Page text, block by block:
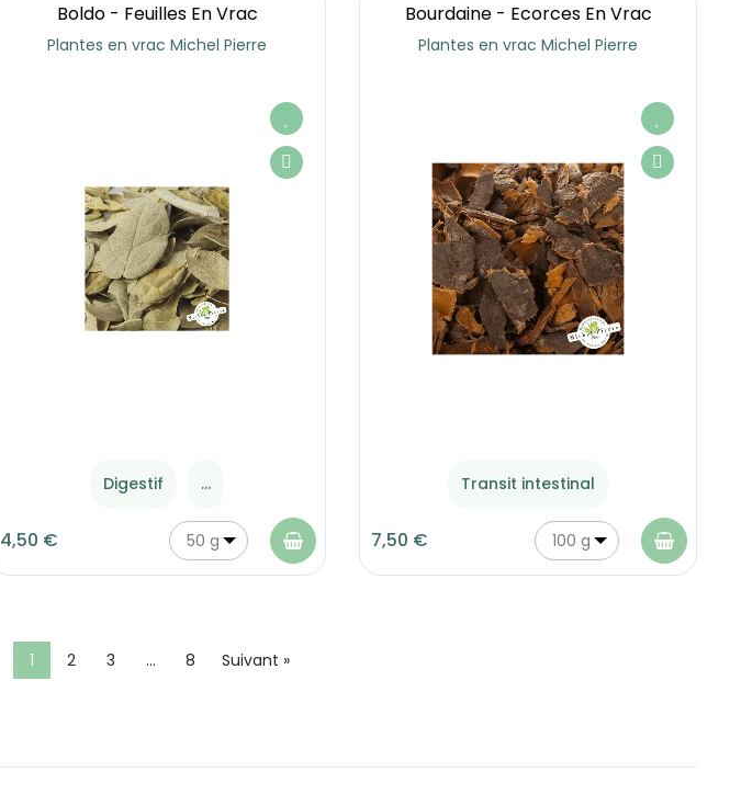
Boldo - Feuilles En Vrac
Plantes en vrac Michel Pierre
Digestif ...
4,50 € 50 g
Bourdaine - Ecorces En Vrac
Plantes en vrac Michel Pierre
Transit intestinal
7,50 € 100 g
1 2 3 … 8 Suivant »